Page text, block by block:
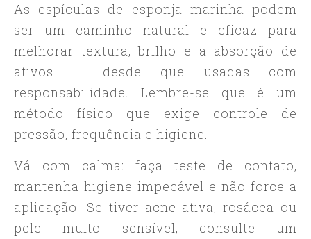
As espículas de esponja marinha podem
ser um caminho natural e eficaz para
melhorar textura, brilho e a absorção de
ativos — desde que usadas com
responsabilidade. Lembre-se que é um
método físico que exige controle de
pressão, frequência e higiene.
Vá com calma: faça teste de contato,
mantenha higiene impecável e não force a
aplicação. Se tiver acne ativa, rosácea ou
pele muito sensível, consulte um